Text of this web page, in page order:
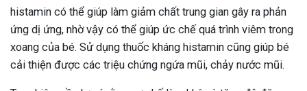
histamin có thể giúp làm giảm chất trung gian gây ra phản
ứng dị ứng, nhờ vậy có thể giúp ức chế quá trình viêm trong
xoang của bé. Sử dụng thuốc kháng histamin cũng giúp bé
cải thiện được các triệu chứng ngứa mũi, chảy nước mũi.